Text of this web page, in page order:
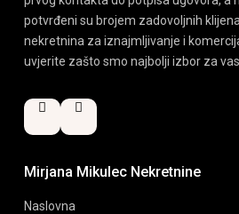
potvrđeni su brojem zadovoljnih
nekretnina za iznajmljivanje i
uvjerite zašto smo najbolji izbor za vas.
Mirjana Mikulec Nekretnine
Naslovna